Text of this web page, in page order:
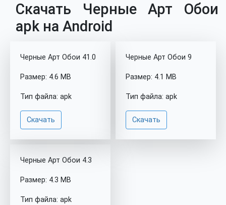
Скачать Черные Арт Обои
apk на Android
Черные Арт Обои 41.0
Размер: 4.6 MB
Тип файла: apk
Скачать
Черные Арт Обои 9
Размер: 4.1 MB
Тип файла: apk
Скачать
Черные Арт Обои 4.3
Размер: 4.3 MB
Тип файла: apk